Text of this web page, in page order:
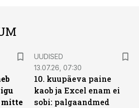
mitte
UUDISED
13.07.26, 07:30
10. kuupäeva paine
kaob ja Excel enam ei
sobi: palgaandmed